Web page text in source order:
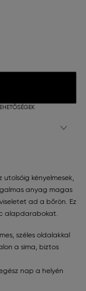
kényelmesek,
anyag magas
ad a bőrön. Ez
alapdarabokat.
széles oldalakkal
a sima, biztos
nap a helyén